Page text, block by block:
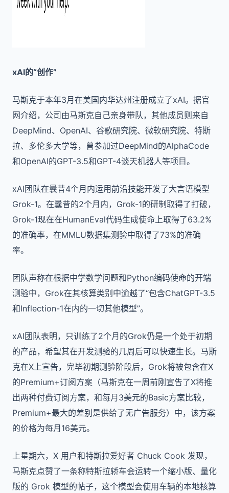
xAI的“创作”
马斯克于本年3月在美国内华达州注册成立了xAI。据官
网介绍，公司由马斯克自己亲身带队，其他成员则来自
DeepMind、OpenAI、谷歌研究院、微软研究院、特斯
拉、多伦多大学等，曾参加过DeepMind的AlphaCode
和OpenAI的GPT-3.5和GPT-4谈天机器人等项目。
xAI团队在曩昔4个月内运用前沿技能开发了大言语模型
Grok-1。在曩昔的2个月内，Grok-1的研制取得了打破，
Grok-1现在在HumanEval代码生成使命上取得了63.2%
的准确率，在MMLU数据集测验中取得了73%的准确
率。
团队声称在根据中学数学问题和Python编码使命的开端
测验中，Grok在其核算类别中逾越了“包含ChatGPT-3.5
和Inflection-1在内的一切其他模型”。
xAI团队表明，只训练了2个月的Grok仍是一个处于初期
的产品，希望其在开发测验的几周后可以快速生长。马斯
克在X上宣告，完毕初期测验阶段后，Grok将被包含在X
的Premium+订阅方案（马斯克在一周前刚宣告了X将推
出两种付费订阅方案，和每月3美元的Basic方案比较，
Premium+最大的差别是供给了无广告服务）中，该方案
的价格为每月16美元。
上星期六，X 用户和特斯拉爱好者 Chuck Cook 发现，
马斯克点赞了一条称特斯拉轿车会运转一个缩小版、量化
版的 Grok 模型的帖子，这个模型会使用车辆的本地核算